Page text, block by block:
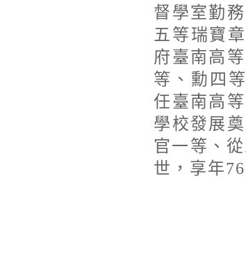
督學室勤
五等瑞寶
府臺南高
等、勳四
任臺南高
學校發展
官一等、
世，享年